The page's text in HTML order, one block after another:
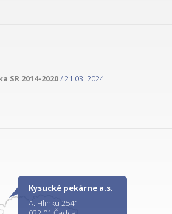
SR 2014-2020/ 21.03. 2024
Kysucké pekárne a.s.
A. Hlinku 2541